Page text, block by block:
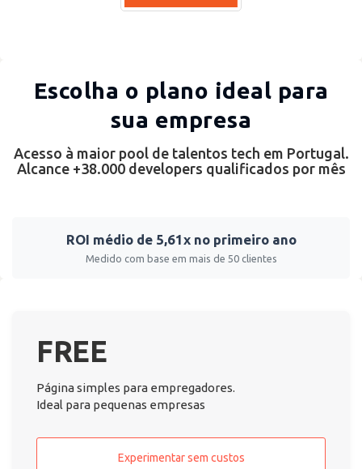
Escolha o plano ideal para
sua empresa
Acesso à maior pool de talentos tech em Portugal.
Alcance +38.000 developers qualificados por mês
ROI médio de 5,61x no primeiro ano
Medido com base em mais de 50 clientes
FREE
Página simples para empregadores.
Ideal para pequenas empresas
Experimentar sem custos